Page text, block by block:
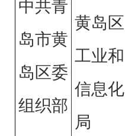
中共青
岛市黄
岛区委
组织部
黄岛区
工业和
信息化
局